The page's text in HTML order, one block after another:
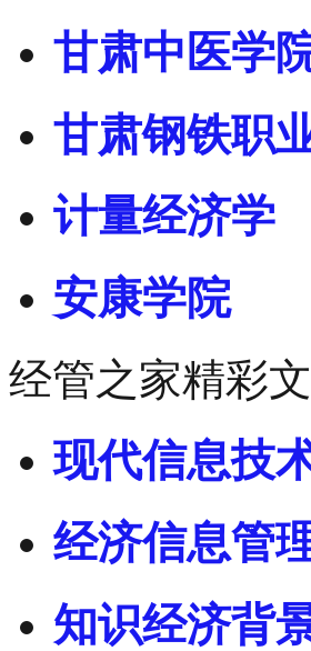
甘肃中医学
甘肃钢铁职
计量经济学
安康学院
经管之家精彩
现代信息技
经济信息管
知识经济背